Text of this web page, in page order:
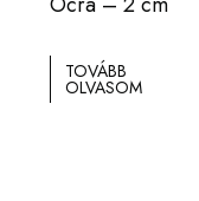
TOVÁBB
OLVASOM